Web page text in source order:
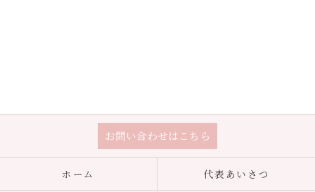
お問い合わせはこちら
ホーム 代表あいさつ